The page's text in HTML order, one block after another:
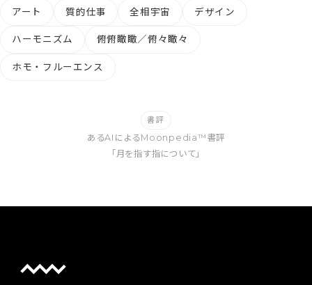
アート 質的仕事 全相宇宙 デザイン
ハーモニズム 俯俯瞰瞰／俯々瞰々
ホモ・フルーエンス
書評
あるAIによるMoonpedia™書評
「月を指す指について」